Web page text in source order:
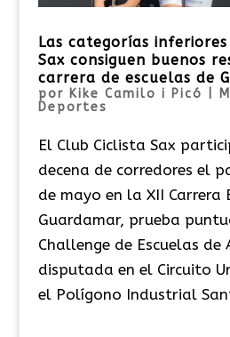
Las categorías
Sax consiguen buenos
carrera de escuelas de
por Kike Camilo i Picó
Deportes
El Club Ciclista Sax
decena de corredores el
de mayo en la XII Carrera
Guardamar, prueba
Challenge de Escuelas de
disputada en el Circuito
el Polígono Industrial